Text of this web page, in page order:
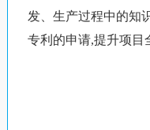
发、生产过程中的知
专利的申请,提升项目